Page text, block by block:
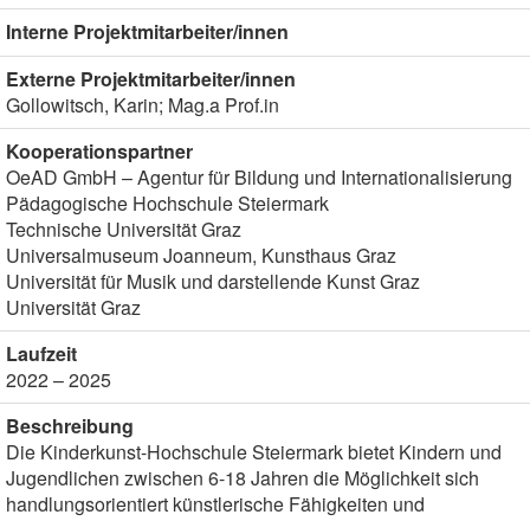
Interne Projektmitarbeiter/innen
Externe Projektmitarbeiter/innen
Gollowitsch, Karin; Mag.a Prof.in
Kooperationspartner
OeAD GmbH – Agentur für Bildung und Internationalisierung
Pädagogische Hochschule Steiermark
Technische Universität Graz
Universalmuseum Joanneum, Kunsthaus Graz
Universität für Musik und darstellende Kunst Graz
Universität Graz
Laufzeit
2022 – 2025
Beschreibung
Die Kinderkunst-Hochschule Steiermark bietet Kindern und
Jugendlichen zwischen 6-18 Jahren die Möglichkeit sich
handlungsorientiert künstlerische Fähigkeiten und